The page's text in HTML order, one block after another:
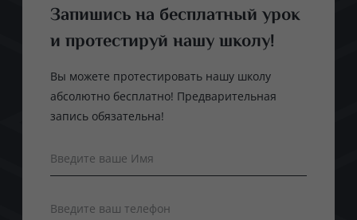
Запишись на бесплатный урок
и протестируй нашу школу!
Вы можете протестировать нашу школу
абсолютно бесплатно! Предварительная
запись обязательна!
Введите ваше Имя
Введите ваш телефон